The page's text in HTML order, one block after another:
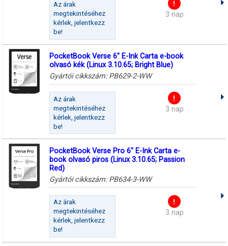
Az árak
megtekintéséhez
kérlek, jelentkezz
be!
3 nap
PocketBook Verse 6" E-Ink Carta e-book
olvasó kék (Linux 3.10.65; Bright Blue)
Gyártói cikkszám: PB629-2-WW
Az árak
megtekintéséhez
kérlek, jelentkezz
be!
3 nap
PocketBook Verse Pro 6" E-Ink Carta e-
book olvasó piros (Linux 3.10.65; Passion
Red)
Gyártói cikkszám: PB634-3-WW
Az árak
megtekintéséhez
kérlek, jelentkezz
be!
3 nap